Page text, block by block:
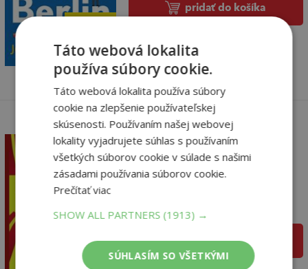
15,15€
pridať do košíka
15 €
In the Dragon's Shadow
U dodávateľa
pridať do košíka
Táto webová lokalita
používa súbory cookie.
Táto webová lokalita používa súbory
cookie na zlepšenie používateľskej
skúsenosti. Používaním našej webovej
lokality vyjadrujete súhlas s používaním
všetkých súborov cookie v súlade s našimi
zásadami používania súborov cookie.
Prečítať viac
SHOW ALL PARTNERS (1913) →
SÚHLASÍM SO VŠETKÝMI